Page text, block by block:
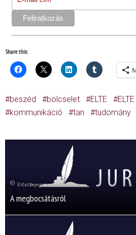
Share this:
beszéd bölcselet ELTE
kommunikáció
tan tudomány
Előző bejegyzés
A megbocsátásról